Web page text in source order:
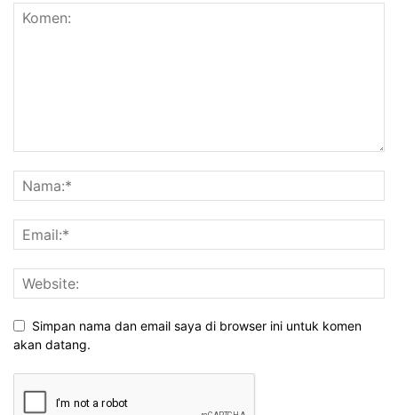
Simpan nama dan email saya di browser ini untuk komen
akan datang.